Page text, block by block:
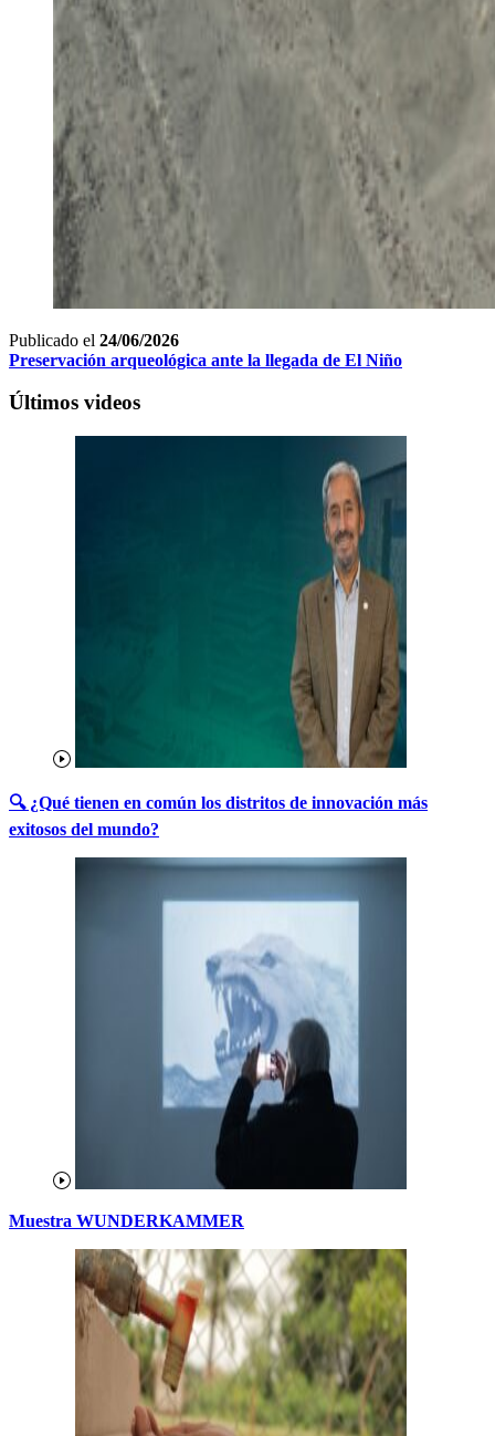
Publicado el 24/06/2026
Preservación arqueológica ante la llegada de El Niño
Últimos videos
🔍 ¿Qué tienen en común los distritos de innovación más
exitosos del mundo?
Muestra WUNDERKAMMER